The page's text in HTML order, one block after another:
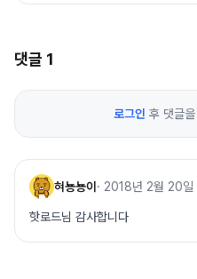
댓글 1
로그인 후 댓글
혀뇽뇽이 · 2018년 2월 20일
핫로드님 감사합니다